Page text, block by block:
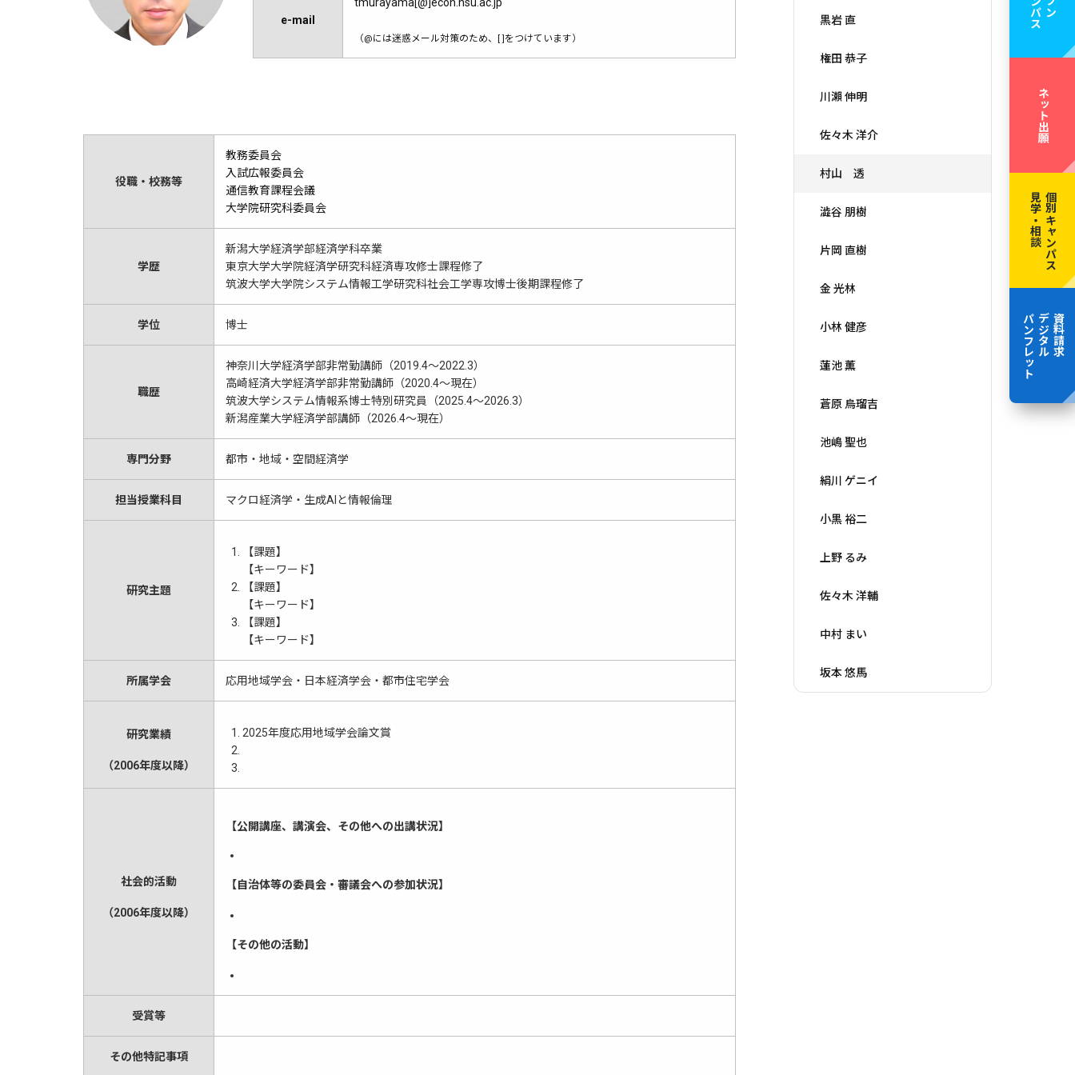
ネット出願
個別キャンパス
見学・相談
資料請求
デジタル
パンフレット
e-mail
（@には迷惑メール対策のため、[ ]をつけています）
役職・校務等
教務委員会
入試広報委員会
通信教育課程会議
大学院研究科委員会
学歴
新潟大学経済学部経済学科卒業
東京大学大学院経済学研究科経済専攻修士課程修了
筑波大学大学院システム情報工学研究科社会工学専攻博士後期課程修了
学位 博士
職歴
神奈川大学経済学部非常勤講師（2019.4～2022.3）
高崎経済大学経済学部非常勤講師（2020.4～現在）
筑波大学システム情報系博士特別研究員（2025.4～2026.3）
新潟産業大学経済学部講師（2026.4～現在）
専門分野 都市・地域・空間経済学
担当授業科目 マクロ経済学・生成AIと情報倫理
研究主題
【課題】
【キーワード】
【課題】
【キーワード】
【課題】
【キーワード】
所属学会 応用地域学会・日本経済学会・都市住宅学会
研究業績
（2006年度以降）
2025年度応用地域学会論文賞
社会的活動
（2006年度以降）
【公開講座、講演会、その他への出講状況】
【自治体等の委員会・審議会への参加状況】
【その他の活動】
受賞等
その他特記事項
黒岩 直
権田 恭子
川瀨 伸明
佐々木 洋介
村山 透
澁谷 朋樹
片岡 直樹
金 光林
小林 健彦
蓮池 薫
蒼原 烏瑠吉
池嶋 聖也
絹川 ゲニイ
小黒 裕二
上野 るみ
佐々木 洋輔
中村 まい
坂本 悠馬